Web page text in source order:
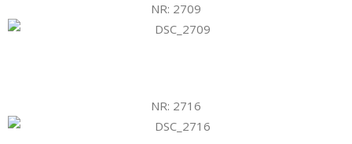
NR: 2709
NR: 2716